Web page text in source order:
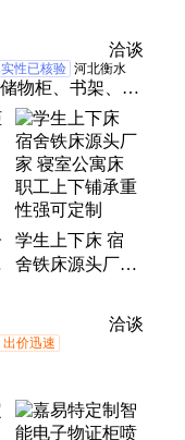
洽谈
性已核验 河北衡水
物柜、书架、涂
学生上下床 宿
舍铁床源头厂家
工上下铺承重性
强可定制
洽谈
出价迅速